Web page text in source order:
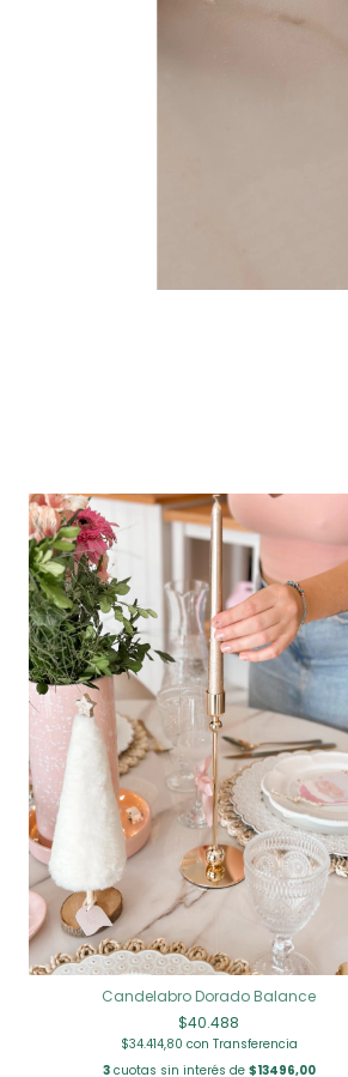
Candelabro Dorado Balance
$40.488
$34.414,80 con Transferencia
3cuotas sin interés de $13496,00